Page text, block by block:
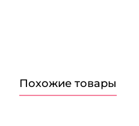
Похожие товары